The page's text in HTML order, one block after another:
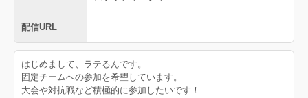
配信URL
はじめまして、ラテるんです。
固定チームへの参加を希望しています。
大会や対抗戦など積極的に参加したいです！